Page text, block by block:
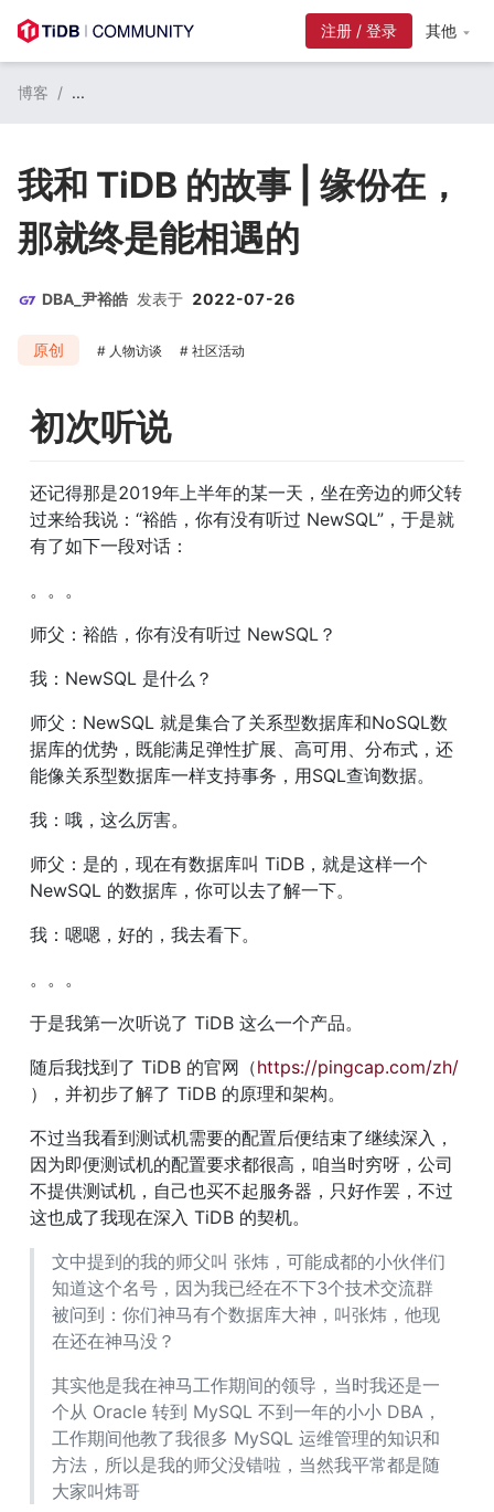
注册 / 登录 其他
博客 / ...
我和 TiDB 的故事 | 缘份在，
那就终是能相遇的
DBA_尹裕皓 发表于 2022-07-26
原创 人物访谈 社区活动
初次听说
还记得那是2019年上半年的某一天，坐在旁边的师父转
过来给我说：“裕皓，你有没有听过 NewSQL”，于是就
有了如下一段对话：
。。。
师父：裕皓，你有没有听过 NewSQL？
我：NewSQL 是什么？
师父：NewSQL 就是集合了关系型数据库和NoSQL数
据库的优势，既能满足弹性扩展、高可用、分布式，还
能像关系型数据库一样支持事务，用SQL查询数据。
我：哦，这么厉害。
师父：是的，现在有数据库叫 TiDB，就是这样一个
NewSQL 的数据库，你可以去了解一下。
我：嗯嗯，好的，我去看下。
。。。
于是我第一次听说了 TiDB 这么一个产品。
随后我找到了 TiDB 的官网（https://pingcap.com/zh/
），并初步了解了 TiDB 的原理和架构。
不过当我看到测试机需要的配置后便结束了继续深入，
因为即便测试机的配置要求都很高，咱当时穷呀，公司
不提供测试机，自己也买不起服务器，只好作罢，不过
这也成了我现在深入 TiDB 的契机。
文中提到的我的师父叫 张炜，可能成都的小伙伴们
知道这个名号，因为我已经在不下3个技术交流群
被问到：你们神马有个数据库大神，叫张炜，他现
在还在神马没？
其实他是我在神马工作期间的领导，当时我还是一
个从 Oracle 转到 MySQL 不到一年的小小 DBA，
工作期间他教了我很多 MySQL 运维管理的知识和
方法，所以是我的师父没错啦，当然我平常都是随
大家叫炜哥